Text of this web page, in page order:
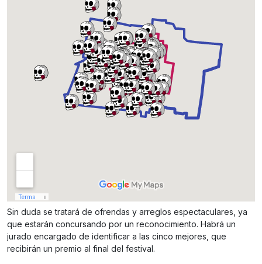
Sin duda se tratará de ofrendas y arreglos espectaculares, ya
que estarán concursando por un reconocimiento. Habrá un
jurado encargado de identificar a las cinco mejores, que
recibirán un premio al final del festival.